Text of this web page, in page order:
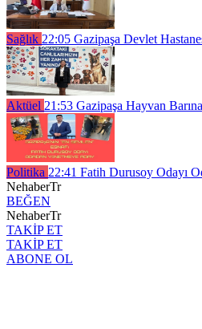
Sağlık 22:05 Gazipaşa Devlet
Aktüel 21:53 Gazipaşa Hayvan
Politika 22:41 Fatih Durusoy Odayı
NehaberTr
BEĞEN
NehaberTr
TAKİP ET
TAKİP ET
ABONE OL